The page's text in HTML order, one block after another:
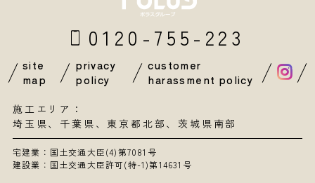
0120-755-223
site
map
privacy
policy
customer
harassment policy
施工エリア：
埼玉県、 千葉県 、東京都北部、茨城県南部
宅建業：国土交通大臣(4)第7081号
建設業：国土交通大臣許可(特-1)第14631号